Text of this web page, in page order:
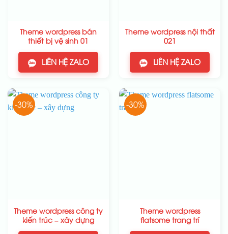
Theme wordpress bán
thiết bị vệ sinh 01
LIÊN HỆ ZALO
Theme wordpress nội thất
021
LIÊN HỆ ZALO
-30%
Theme wordpress công ty
kiến trúc – xây dựng
-30%
Theme wordpress
flatsome trang trí